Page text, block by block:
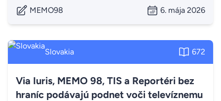
MEMO98 6. mája 2026
Slovakia 672
Via Iuris, MEMO 98, TIS a Reportéri bez
hraníc podávajú podnet voči televíznemu